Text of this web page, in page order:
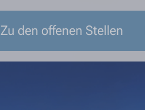
Zu den offenen Stellen